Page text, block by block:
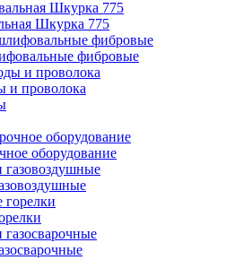
Шкурка 775
фибровые
и проволока
оборудование